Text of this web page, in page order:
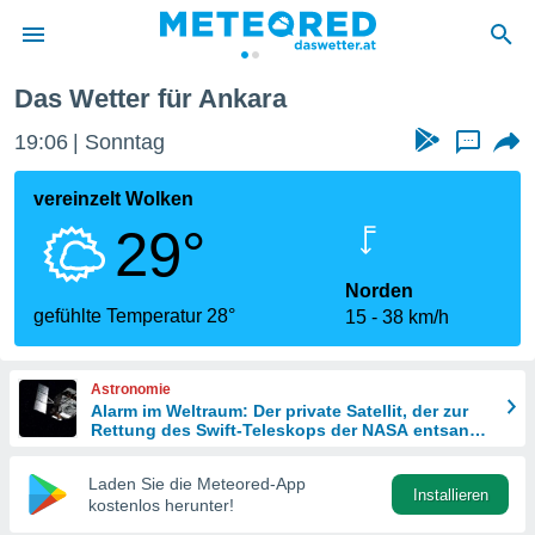
wurde
dass
sind.
diese
Das Wetter für Ankara
19:07 Sonntag ...
vereinzelt Wolken
29°
gefühlte Temperatur 28°
Norden
15
38 km/h
Astronomie
Alarm im Weltraum: Der private Satellit, der zur
Rettung des Swift-Teleskops der NASA entsandt
Laden Sie die Meteored-App
kostenlos herunter!
Installieren